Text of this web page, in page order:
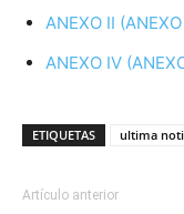
ANEXO II
ANEXO IV
ETIQUETAS ultima
Artículo anterior